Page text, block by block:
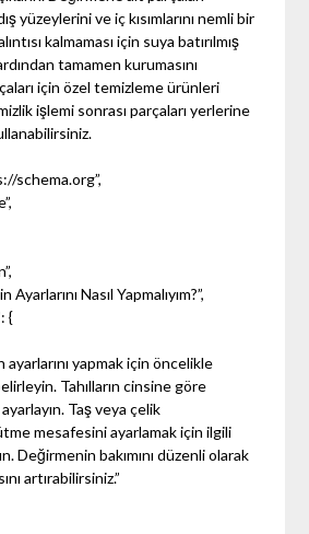
yüzeylerini ve iç kısımlarını nemli bir
kalmaması için suya batırılmış
tamamen kurumasını
için özel temizleme ürünleri
işlemi sonrası parçaları yerlerine
schema.org”,
Nasıl Yapmalıyım?”,
{
yapmak için öncelikle
Tahılların cinsine göre
Taş veya çelik
mesafesini ayarlamak için ilgili
Değirmenin bakımını düzenli olarak
artırabilirsiniz.”